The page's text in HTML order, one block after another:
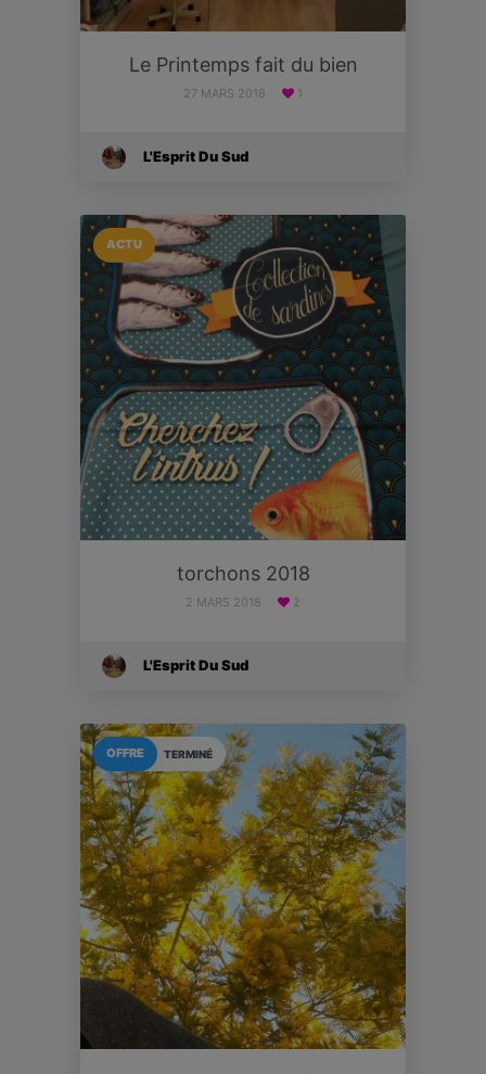
Le Printemps fait du bien
27 MARS 2018 1
L'Esprit Du Sud
ACTU
torchons 2018
2 MARS 2018 2
L'Esprit Du Sud
TERMINÉ
OFFRE